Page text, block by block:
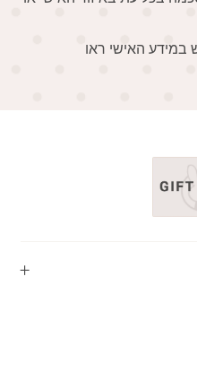
במידע האישי ראו